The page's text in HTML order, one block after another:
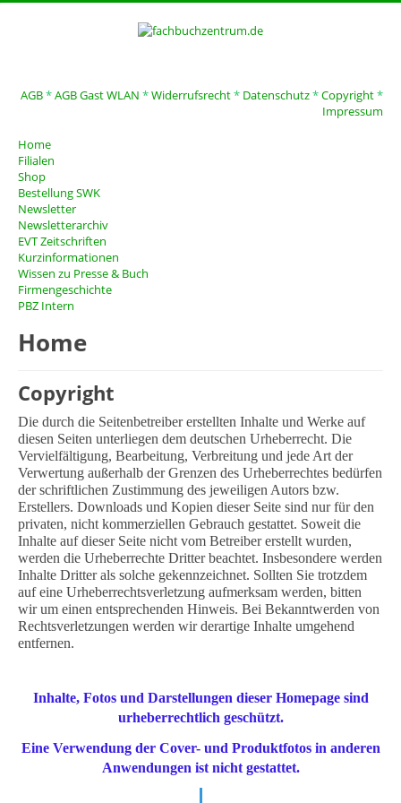
AGB*AGB Gast WLAN *Widerrufsrecht* Datenschutz*Copyright*
Impressum
Home
Filialen
Shop
Bestellung SWK
Newsletter
Newsletterarchiv
EVT Zeitschriften
Kurzinformationen
Wissen zu Presse & Buch
Firmengeschichte
PBZ Intern
Home
Copyright
Die durch die Seitenbetreiber erstellten Inhalte und Werke auf
diesen Seiten unterliegen dem deutschen Urheberrecht. Die
Vervielfältigung, Bearbeitung, Verbreitung und jede Art der
Verwertung außerhalb der Grenzen des Urheberrechtes bedürfen
der schriftlichen Zustimmung des jeweiligen Autors bzw.
Erstellers. Downloads und Kopien dieser Seite sind nur für den
privaten, nicht kommerziellen Gebrauch gestattet. Soweit die
Inhalte auf dieser Seite nicht vom Betreiber erstellt wurden,
werden die Urheberrechte Dritter beachtet. Insbesondere werden
Inhalte Dritter als solche gekennzeichnet. Sollten Sie trotzdem
auf eine Urheberrechtsverletzung aufmerksam werden, bitten
wir um einen entsprechenden Hinweis. Bei Bekanntwerden von
Rechtsverletzungen werden wir derartige Inhalte umgehend
entfernen.
Inhalte, Fotos und Darstellungen dieser Homepage sind
urheberrechtlich geschützt.
Eine Verwendung der Cover- und Produktfotos in anderen
Anwendungen ist nicht gestattet.